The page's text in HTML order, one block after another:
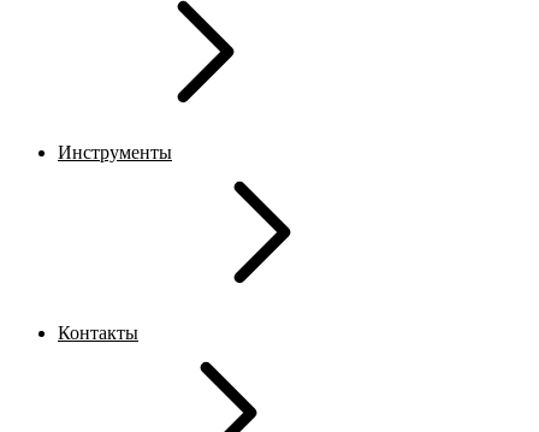
Инструменты
Контакты